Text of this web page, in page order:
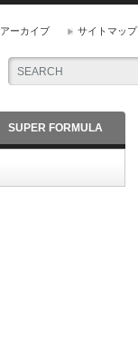
アーカイブ サイトマップ
SUPER FORMULA